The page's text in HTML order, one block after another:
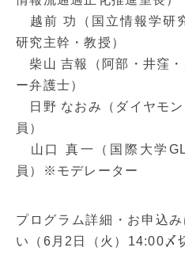
越前 功（国立情報学研
研究主幹・教授）
柴山 吉報（阿部・井窪
ー弁護士）
日野 なおみ（ダイヤモ
員）
山口 真一（国際大学
員）※モデレーター
プログラム詳細・お申込
い（6月2日（火）14:00〆